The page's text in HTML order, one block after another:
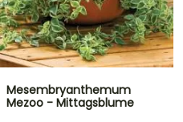
Mesembryanthemum
Mezoo - Mittagsblume